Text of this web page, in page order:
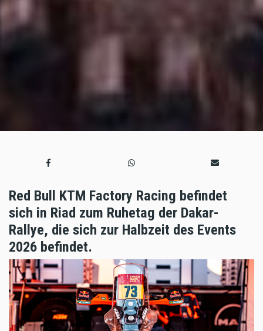
Red Bull KTM Factory Racing befindet
sich in Riad zum Ruhetag der Dakar-
Rallye, die sich zur Halbzeit des Events
2026 befindet.